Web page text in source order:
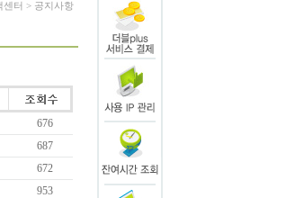
센터 > 공지사항
676
687
672
953